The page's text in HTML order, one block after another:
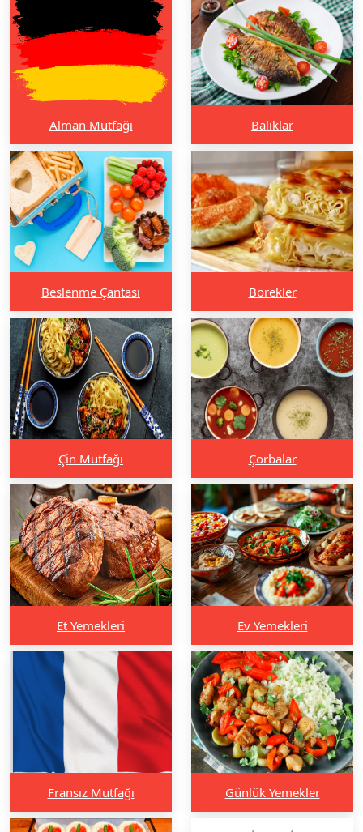
Alman Mutfağı Balıklar
Beslenme Çantası Börekler
Çin Mutfağı Çorbalar
Et Yemekleri Ev Yemekleri
Fransız Mutfağı Günlük Yemekler